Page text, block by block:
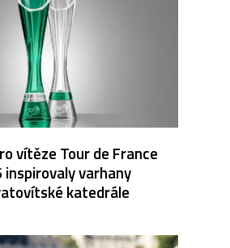
vítěze Tour de France
varhany
katedrále